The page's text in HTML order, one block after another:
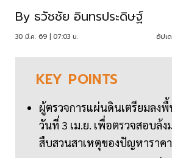
By ธวัชชัย อินทรประดิษฐ์
30 มี.ค. 69 | 07:03 น. อัปเ
KEY POINTS
ผู้ตรวจการแผ่นดินเตรียมลง
วันที่ 3 เม.ย. เพื่อตรวจสอบล้ง
สืบสวนสาเหตุของปัญหาราค